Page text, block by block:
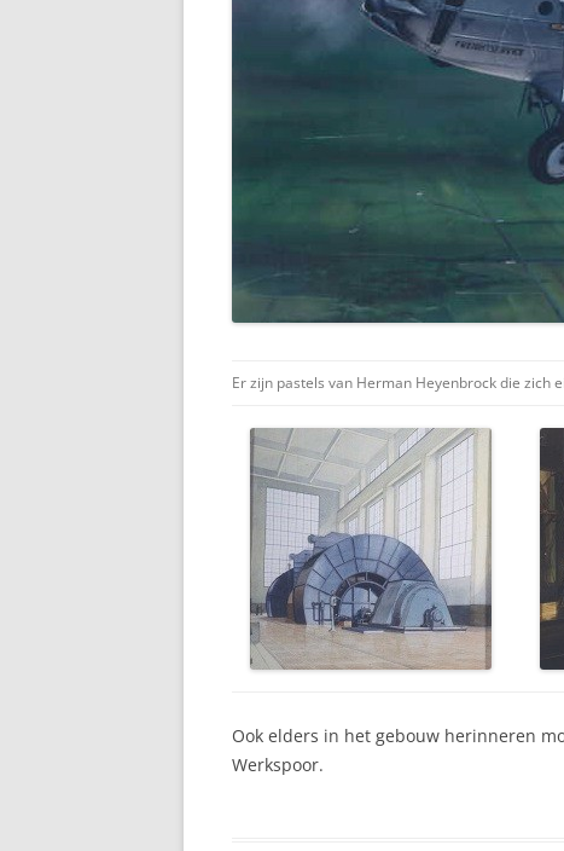
Er zijn pastels van Herman Heyenbrock die zich
Ook elders in het gebouw herinneren
Werkspoor.